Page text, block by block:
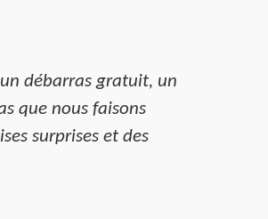
débarras gratuit, un
que nous faisons
surprises et des